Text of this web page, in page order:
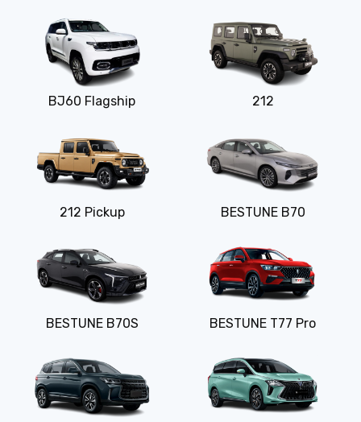
BJ60 Flagship 212
212 Pickup BESTUNE B70
BESTUNE B70S BESTUNE T77 Pro